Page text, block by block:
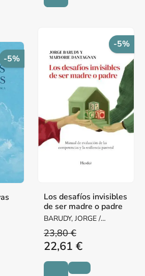
-5%
-5%
Los desafíos invisibles
de ser madre o padre
BARUDY, JORGE /
DANTAGNAN, MARYORIE
23,80 €
22,61 €